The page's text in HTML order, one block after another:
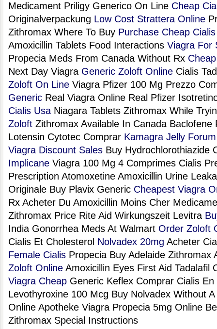
Medicament Priligy Generico On Line Cheap
Originalverpackung Low Cost Strattera Online
Zithromax Where To Buy Purchase Cheap Cialis
Amoxicillin Tablets Food Interactions Viagra For
Propecia Meds From Canada Without Rx
Next Day Viagra Generic Zoloft Online Cialis
Zoloft On Line Viagra Pfizer 100 Mg Prezzo
Generic Real Viagra Online Real Pfizer
Cialis Usa Niagara Tablets Zithromax While
Zoloft Zithromax Available In Canada
Lotensin Cytotec Comprar Kamagra Jelly Forum
Viagra Discount Sales Buy Hydrochlorothiazide
Implicane Viagra 100 Mg 4 Comprimes Cialis
Prescription Atomoxetine Amoxicillin Urine
Originale Buy Plavix Generic Cheapest Viagra
Rx Acheter Du Amoxicillin Moins Cher
Zithromax Price Rite Aid Wirkungszeit Levitra
India Gonorrhea Meds At Walmart Order Zoloft
Cialis Et Cholesterol Nolvadex 20mg Acheter
Female Cialis Propecia Buy Adelaide
Zoloft Online Amoxicillin Eyes First Aid Tadalafil
Viagra Cheap Generic Keflex Comprar Cialis
Levothyroxine 100 Mcg Buy Nolvadex Without
Online Apotheke Viagra Propecia 5mg Online
Zithromax Special Instructions